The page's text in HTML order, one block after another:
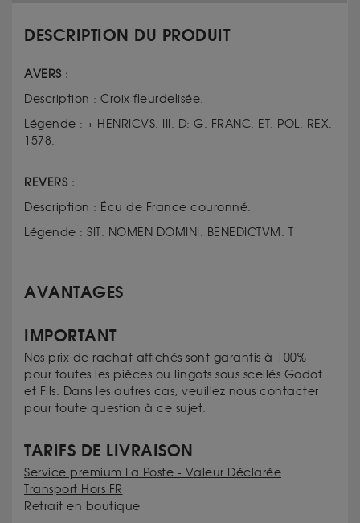
DESCRIPTION DU PRODUIT
AVERS :
Description : Croix fleurdelisée.
Légende : + HENRICVS. III. D: G. FRANC. ET. POL. REX.
1578.
REVERS :
Description : Écu de France couronné.
Légende : SIT. NOMEN DOMINI. BENEDICTVM. T
AVANTAGES
IMPORTANT
Nos prix de rachat affichés sont garantis à 100%
pour toutes les pièces ou lingots sous scellés Godot
et Fils. Dans les autres cas, veuillez nous contacter
pour toute question à ce sujet.
TARIFS DE LIVRAISON
Service premium La Poste - Valeur Déclarée
Transport Hors FR
Retrait en boutique